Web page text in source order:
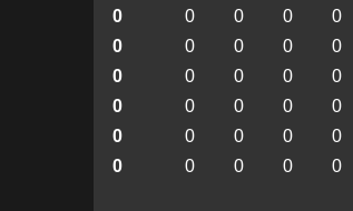
0
0
0
0
0
0
0
0
0
0
0
0
0
0
0
0
0
0
0
0
0
0
0
0
0
0
0
0
0
0